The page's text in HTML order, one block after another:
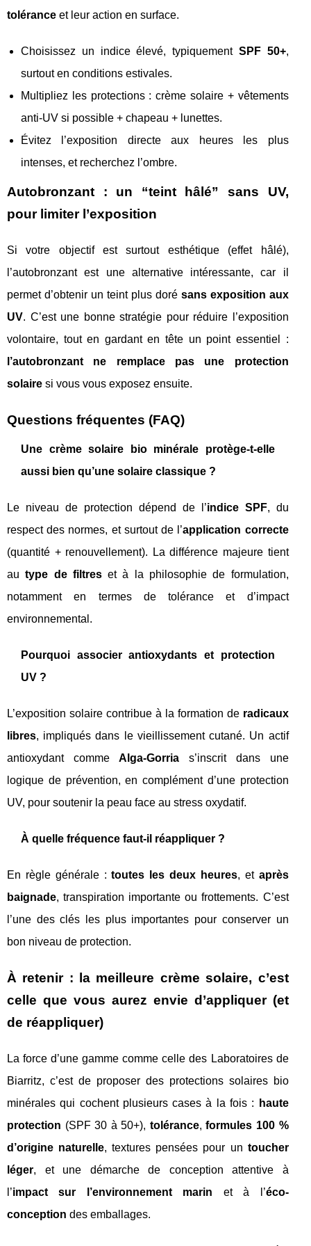
tolérance et leur action en surface.
Choisissez un indice élevé, typiquement SPF 50+,
surtout en conditions estivales.
Multipliez les protections : crème solaire + vêtements
anti-UV si possible + chapeau + lunettes.
Évitez l’exposition directe aux heures les plus
intenses, et recherchez l’ombre.
Autobronzant : un “teint hâlé” sans UV,
pour limiter l’exposition
Si votre objectif est surtout esthétique (effet hâlé),
l’autobronzant est une alternative intéressante, car il
permet d’obtenir un teint plus doré sans exposition aux
UV. C’est une bonne stratégie pour réduire l’exposition
volontaire, tout en gardant en tête un point essentiel :
l’autobronzant ne remplace pas une protection
solaire si vous vous exposez ensuite.
Questions fréquentes (FAQ)
Une crème solaire bio minérale protège-t-elle
aussi bien qu’une solaire classique ?
Le niveau de protection dépend de l’indice SPF, du
respect des normes, et surtout de l’application correcte
(quantité + renouvellement). La différence majeure tient
autype de filtreset à la philosophie de formulation,
notamment en termes de tolérance et d’impact
environnemental.
Pourquoi associer antioxydants et protection
UV ?
L’exposition solaire contribue à la formation de radicaux
libres, impliqués dans le vieillissement cutané. Un actif
antioxydant commeAlga-Gorria s’inscrit dans une
logique de prévention, en complément d’une protection
UV, pour soutenir la peau face au stress oxydatif.
À quelle fréquence faut-il réappliquer ?
En règle générale :toutes les deux heures, et après
baignade, transpiration importante ou frottements. C’est
l’une des clés les plus importantes pour conserver un
bon niveau de protection.
À retenir : la meilleure crème solaire, c’est
celle que vous aurez envie d’appliquer (et
de réappliquer)
La force d’une gamme comme celle des Laboratoires de
Biarritz, c’est de proposer des protections solaires bio
minérales qui cochent plusieurs cases à la fois :
haute
protection (SPF 30 à 50+), tolérance,formules 100 %
d’origine naturelle, textures pensées pour un toucher
léger, et une démarche de conception attentive à
l’impact sur l’environnement marin et à l’éco-
conception des emballages.